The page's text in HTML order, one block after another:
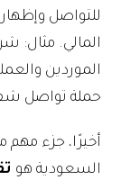
للتواصل وإظهار
المالي. مثال:
الموردين
حملة تواصل
أخيرًا، جزء
السعودية هو